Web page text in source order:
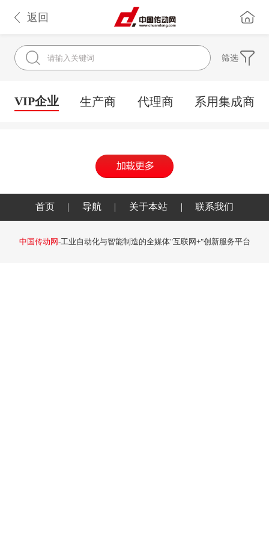
返回
筛选
VIP企业 生产商 代理商 系用集成商
首页 | 导航 | 关于本站 | 联系我们
中国传动网-工业自动化与智能制造的全媒体"互联网+"创新服务平台